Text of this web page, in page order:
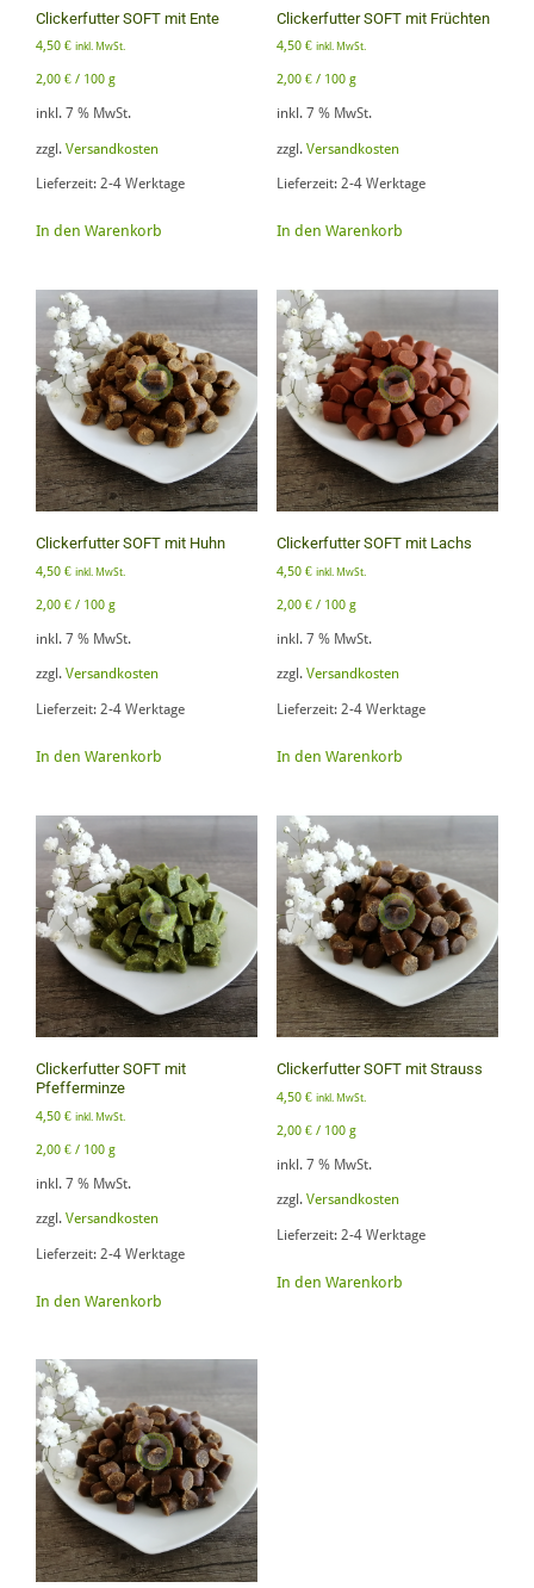
Clickerfutter SOFT mit Ente
4,50 € inkl. MwSt.
2,00 € / 100 g
inkl. 7 % MwSt.
zzgl. Versandkosten
Lieferzeit: 2-4 Werktage
In den Warenkorb
Clickerfutter SOFT mit Früchten
4,50 € inkl. MwSt.
2,00 €/ 100 g
inkl. 7 % MwSt.
zzgl. Versandkosten
Lieferzeit: 2-4 Werktage
In den Warenkorb
Clickerfutter SOFT mit Huhn
4,50 € inkl. MwSt.
2,00 € / 100 g
inkl. 7 % MwSt.
zzgl. Versandkosten
Lieferzeit: 2-4 Werktage
In den Warenkorb
Clickerfutter SOFT mit Lachs
4,50 € inkl. MwSt.
2,00 €/ 100 g
inkl. 7 % MwSt.
zzgl. Versandkosten
Lieferzeit: 2-4 Werktage
In den Warenkorb
Clickerfutter SOFT mit
Pfefferminze
4,50 € inkl. MwSt.
2,00 € / 100 g
inkl. 7 % MwSt.
zzgl. Versandkosten
Lieferzeit: 2-4 Werktage
In den Warenkorb
Clickerfutter SOFT mit Strauss
4,50 € inkl. MwSt.
2,00 €/ 100 g
inkl. 7 % MwSt.
zzgl. Versandkosten
Lieferzeit: 2-4 Werktage
In den Warenkorb